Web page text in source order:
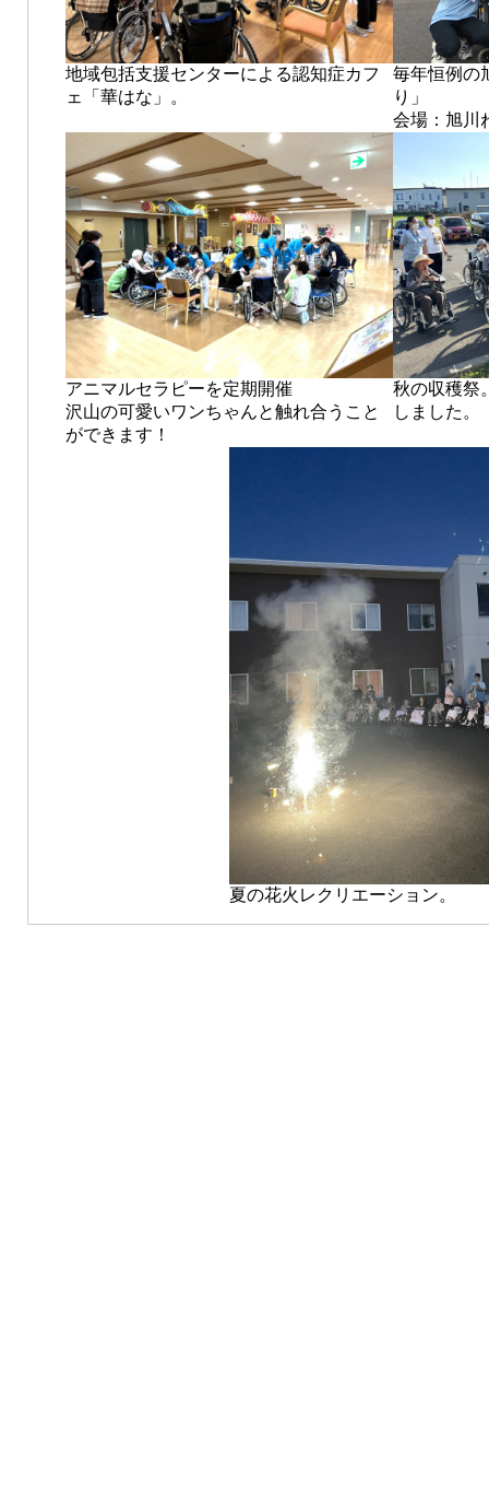
地域包括支援センターによる認知症カフ
ェ「華はな」。
毎年恒例の
り」
会場：旭川
アニマルセラピーを定期開催
沢山の可愛いワンちゃんと触れ合うこと
ができます！
秋の収穫祭
しました。
夏の花火レクリエーション。